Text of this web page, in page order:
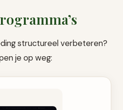
structureel verbeteren?
je op weg: